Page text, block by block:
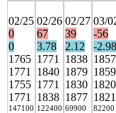
02/25
0
0
1765
1771
1755
1771
147100
02/26
67
3.78
1771
1840
1771
1838
122400
02/27
39
2.12
1838
1879
1830
1877
69900
03/
-56
-2.98
1857
1859
1820
1821
82200